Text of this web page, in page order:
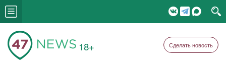
18+ Сделать новость